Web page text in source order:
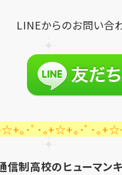
LINEからのお問い合
｡･ﾟ･｡+☆+｡･ﾟ･｡
信制高校のヒューマン